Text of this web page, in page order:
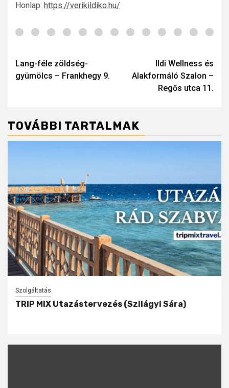
Honlap: https://verikildiko.hu/
navigation
Lang-féle zöldség-
gyümölcs – Frankhegy 9.
Ildi Wellness és
Alakformáló Szalon –
Regős utca 11.
TOVÁBBI TARTALMAK
Szolgáltatás
TRIP MIX Utazástervezés (Szilágyi Sára)